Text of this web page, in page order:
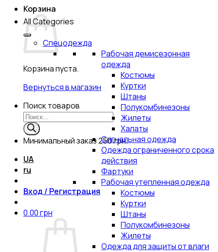
Корзина
Корзина пуста.
Вернуться в магазин
Поиск товаров
Минимальный заказ250 грн.
UA
ru
Вход / Регистрация
0.00грн
All Categories
Спецодежда
Рабочая демисезонная
одежда
Костюмы
Куртки
Штаны
Полукомбинезоны
Жилеты
Халаты
Сигнальная одежда
Одежда ограниченного срока
действия
Фартуки
Рабочая утепленная одежда
Костюмы
Куртки
Штаны
Полукомбинезоны
Жилеты
Одежда для защиты от влаги